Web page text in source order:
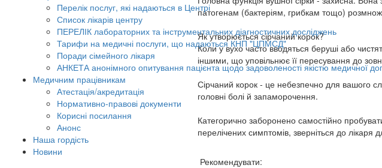
Перелік послуг, які надаються в Центрі
Список лікарів центру
ПЕРЕЛІК лабораторних та інструментальних діагностичних досліджень
Тарифи на медичні послуги, що надаються КНП "ЦПМСД"
Поради сімейного лікаря
АНКЕТА анонімного опитування пацієнта щодо задоволеності якістю медичної
Медичним працівникам
Атестація/акредитація
Нормативно-правові документи
Корисні посилання
Анонс
Наша гордість
Новини
патогенам (бактеріям, грибкам тощо)
Як утворюється сірчаний корок?
Коли у вухо часто вводяться беруші або
іншими, що уповільнює її пересування до
Сірчаний корок - це небезпечно для вашого
головні болі й запаморочення.
Категорично заборонено самостійно
перелічених симптомів, зверніться до лікаря
Рекомендувати: